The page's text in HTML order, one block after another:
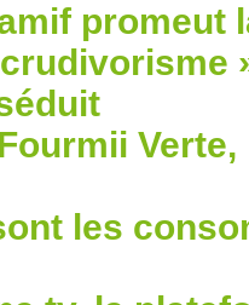
promeut
les